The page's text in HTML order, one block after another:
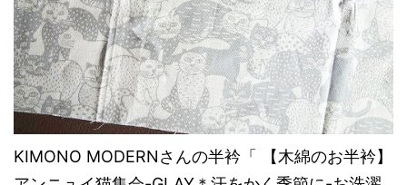
KIMONO MODERNさんの半衿「 【木綿のお半衿】